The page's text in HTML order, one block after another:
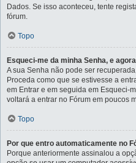
Dados. Se isso aconteceu, tente
fórum.
Topo
Esqueci-me da minha Senha, e
A sua Senha não pode ser
Proceda como que se estivesse a
em Entrar e em seguida em Esqueci-
voltará a entrar no Fórum em poucos
Topo
Por que entro automaticamente no
Porque anteriormente assinalou a